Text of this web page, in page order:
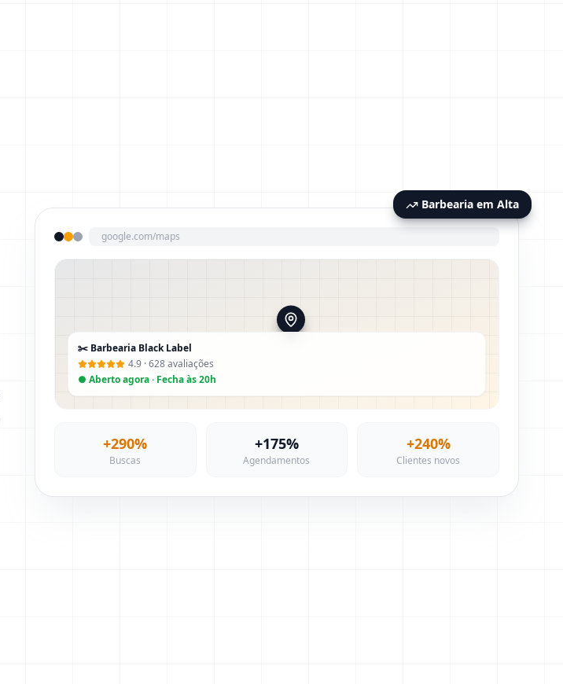
google.com/maps
✂️ Barbearia Black Label
4.9 · 628 avaliações
● Aberto agora · Fecha às 20h
+290%
Buscas
+175%
Agendamentos
+240%
Clientes novos
Barbearia em Alta